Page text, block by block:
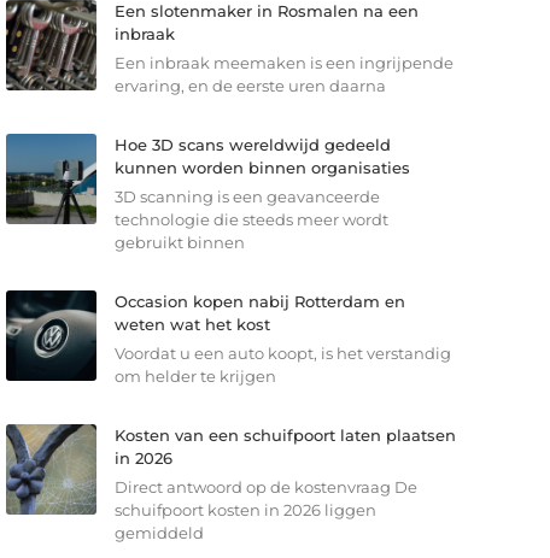
Een slotenmaker in Rosmalen na een
inbraak
Een inbraak meemaken is een ingrijpende
ervaring, en de eerste uren daarna
Hoe 3D scans wereldwijd gedeeld
kunnen worden binnen organisaties
3D scanning is een geavanceerde
technologie die steeds meer wordt
gebruikt binnen
Occasion kopen nabij Rotterdam en
weten wat het kost
Voordat u een auto koopt, is het verstandig
om helder te krijgen
Kosten van een schuifpoort laten plaatsen
in 2026
Direct antwoord op de kostenvraag De
schuifpoort kosten in 2026 liggen
gemiddeld